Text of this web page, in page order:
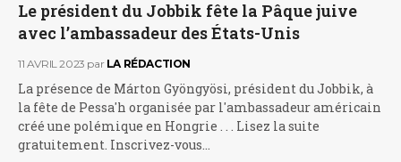
Le président du Jobbik fête la Pâque juive
avec l’ambassadeur des États-Unis
11 AVRIL 2023 par LA RÉDACTION
La présence de Márton Gyöngyösi, président du Jobbik, à
la fête de Pessa'h organisée par l'ambassadeur américain
créé une polémique en Hongrie . . . Lisez la suite
gratuitement. Inscrivez-vous…